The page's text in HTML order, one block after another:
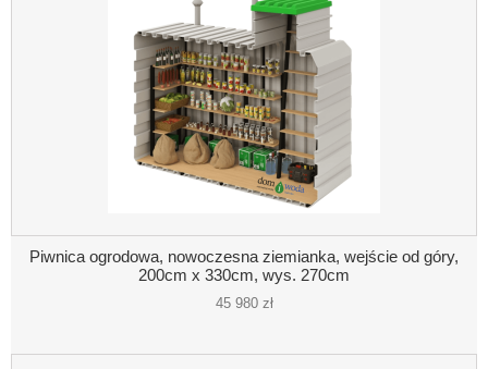
Piwnica ogrodowa, nowoczesna ziemianka, wejście od góry,
200cm x 330cm, wys. 270cm
45 980 zł